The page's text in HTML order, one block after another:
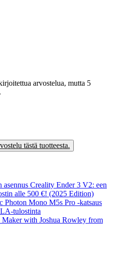
arvostelua, mutta 5
tästä tuotteesta.
asennus Creality Ender 3 V2: een
alle 500 €! (2025 Edition)
Photon Mono M5s Pro -katsaus
tulostinta
Maker with Joshua Rowley from